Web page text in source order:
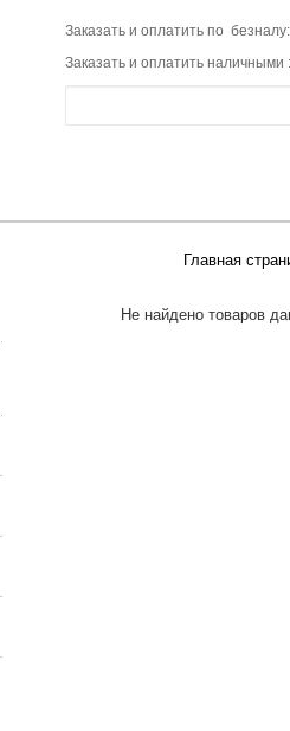
Заказать и оплатить по
Заказать и оплатить наличными
Главная
Не найдено товаров